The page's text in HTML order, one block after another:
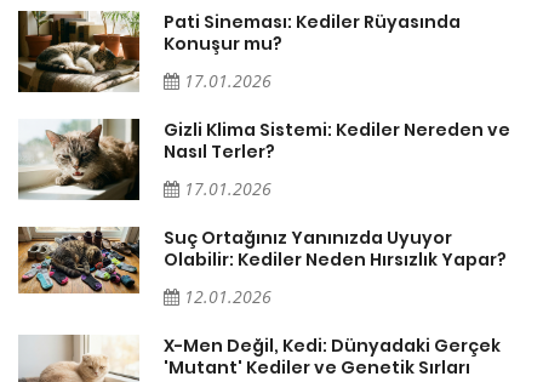
Pati Sineması: Kediler Rüyasında
Konuşur mu?
17.01.2026
Gizli Klima Sistemi: Kediler Nereden ve
Nasıl Terler?
17.01.2026
Suç Ortağınız Yanınızda Uyuyor
Olabilir: Kediler Neden Hırsızlık Yapar?
12.01.2026
X-Men Değil, Kedi: Dünyadaki Gerçek
'Mutant' Kediler ve Genetik Sırları